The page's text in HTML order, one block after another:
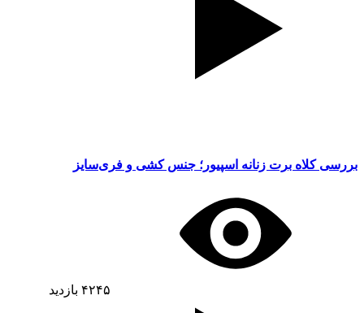
بررسی کلاه برت زنانه اسپیور؛ جنس کشی و فری‌سایز
۴۲۴۵ بازدید